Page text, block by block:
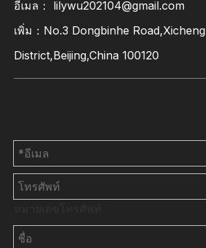
อีเมล： lilywu202104@gmail.com
เพิ่ม：No.3 Dongbinhe Road,Xicheng
District,Beijing,China 100120